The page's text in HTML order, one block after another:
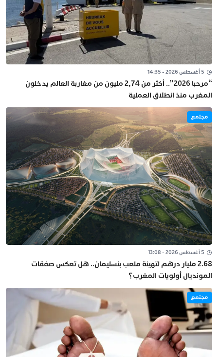
5 أغسطس 2026 - 14:35
“مرحبا 2026”.. أكثر من 2,74 مليون من مغاربة العالم يدخلون
المغرب منذ انطلاق العملية
مجتمع
5 أغسطس 2026 - 13:08
2.68 مليار درهم لتهيئة ملعب بنسليمان.. هل تعكس صفقات
المونديال أولويات المغرب؟
مجتمع